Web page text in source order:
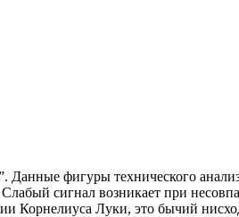
фигуры технического
сигнал возникает при
Корнелиуса Луки, это бычий